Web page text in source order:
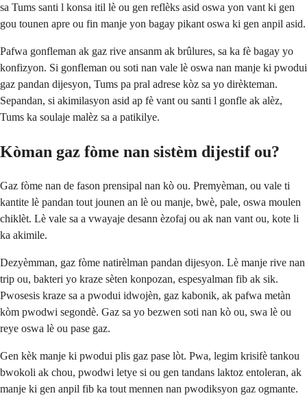
sa Tums santi l konsa itil lè ou gen reflèks asid oswa yon vant ki gen
gou tounen apre ou fin manje yon bagay pikant oswa ki gen anpil asid.
Pafwa gonfleman ak gaz rive ansanm ak brûlures, sa ka fè bagay yo
konfizyon. Si gonfleman ou soti nan vale lè oswa nan manje ki pwodui
gaz pandan dijesyon, Tums pa pral adrese kòz sa yo dirèkteman.
Sepandan, si akimilasyon asid ap fè vant ou santi l gonfle ak alèz,
Tums ka soulaje malèz sa a patikilye.
Kòman gaz fòme nan sistèm dijestif ou?
Gaz fòme nan de fason prensipal nan kò ou. Premyèman, ou vale ti
kantite lè pandan tout jounen an lè ou manje, bwè, pale, oswa moulen
chiklèt. Lè vale sa a vwayaje desann èzofaj ou ak nan vant ou, kote li
ka akimile.
Dezyèmman, gaz fòme natirèlman pandan dijesyon. Lè manje rive nan
trip ou, bakteri yo kraze sèten konpozan, espesyalman fib ak sik.
Pwosesis kraze sa a pwodui idwojèn, gaz kabonik, ak pafwa metàn
kòm pwodwi segondè. Gaz sa yo bezwen soti nan kò ou, swa lè ou
reye oswa lè ou pase gaz.
Gen kèk manje ki pwodui plis gaz pase lòt. Pwa, legim krisifè tankou
bwokoli ak chou, pwodwi letye si ou gen tandans laktoz entoleran, ak
manje ki gen anpil fib ka tout mennen nan pwodiksyon gaz ogmante.